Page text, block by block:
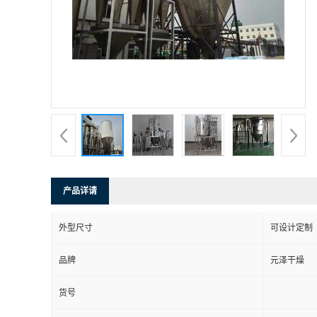
产品详请
外型尺寸 可设计定制
品牌 元泽干燥
货号